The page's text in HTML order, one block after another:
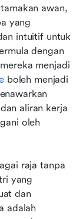
awan,
yang
intuitif untuk
dengan
menjadi
boleh menjadi
aliran kerja
oleh
raja tanpa
yang
dan
adalah